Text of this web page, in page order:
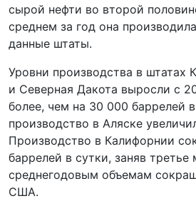
сырой нефти во второй
среднем за год она
данные штаты.
Уровни производства в штатах
и Северная Дакота выросли с
более, чем на 30 000 баррелей
производство в Аляске
Производство в Калифорнии
баррелей в сутки, заняв третье
среднегодовым объемам
США.